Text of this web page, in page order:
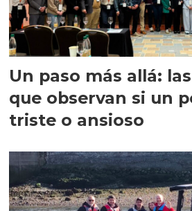
Un paso más allá:
que observan si un
triste o ansioso